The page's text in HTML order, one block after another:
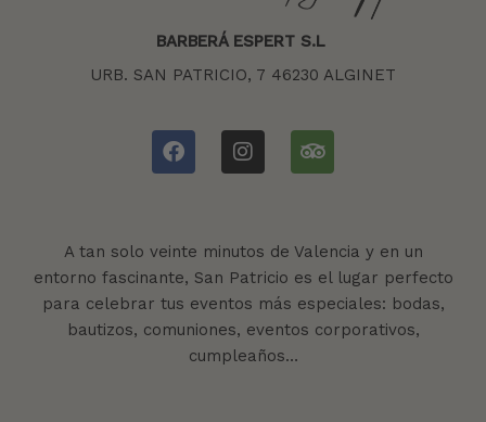
BARBERÁ ESPERT S.L
URB. SAN PATRICIO, 7 46230 ALGINET
A tan solo veinte minutos de Valencia y en un
entorno fascinante, San Patricio es el lugar perfecto
para celebrar tus eventos más especiales: bodas,
bautizos, comuniones, eventos corporativos,
cumpleaños…